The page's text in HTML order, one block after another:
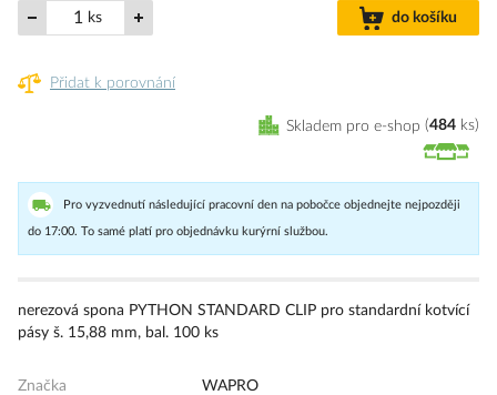
ks do košíku
Přidat k porovnání
Skladem pro e-shop 484 ks
Pro vyzvednutí následující pracovní den na pobočce objednejte nejpozději
do 17:00. To samé platí pro objednávku kurýrní službou.
nerezová spona PYTHON STANDARD CLIP pro standardní kotvící
pásy š. 15,88 mm, bal. 100 ks
Značka WAPRO